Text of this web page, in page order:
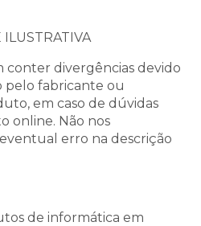
conter divergências devido
pelo fabricante ou
em caso de dúvidas
online. Não nos
erro na descrição
de informática em